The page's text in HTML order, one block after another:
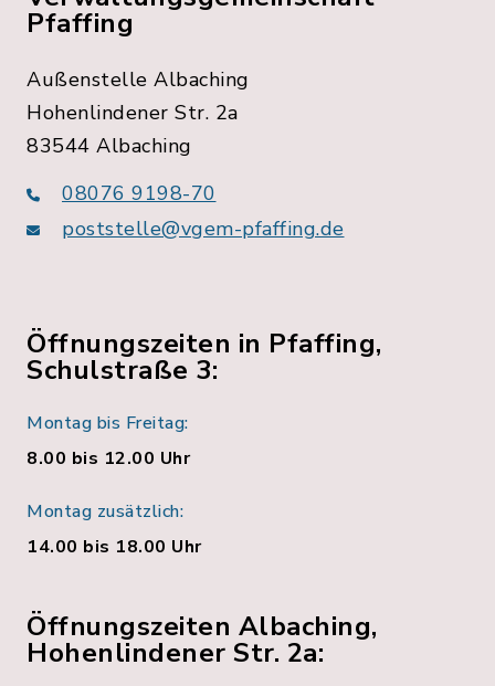
Pfaffing
Außenstelle Albaching
Hohenlindener Str. 2a
83544 Albaching
08076 9198-70
poststelle@vgem-pfaffing.de
Öffnungszeiten in Pfaffing,
Schulstraße 3:
Montag bis Freitag:
8.00 bis 12.00 Uhr
Montag zusätzlich:
14.00 bis 18.00 Uhr
Öffnungszeiten Albaching,
Hohenlindener Str. 2a: